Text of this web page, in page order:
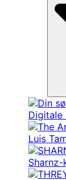
Digitale
Luis